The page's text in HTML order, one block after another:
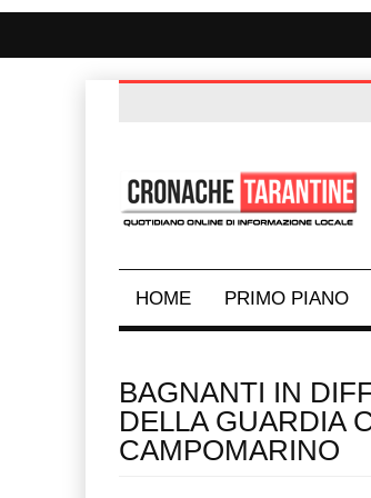
HOME PRIMO PIANO
BAGNANTI IN
DELLA GUARDIA
CAMPOMARINO